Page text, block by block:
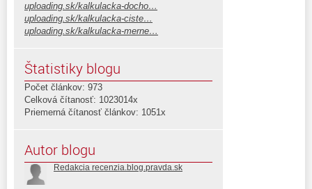
uploading.sk/kalkulacka-docho…
uploading.sk/kalkulacka-ciste…
uploading.sk/kalkulacka-merne…
Štatistiky blogu
Počet článkov: 973
Celková čítanosť: 1023014x
Priemerná čítanosť článkov: 1051x
Autor blogu
Redakcia recenzia.blog.pravda.sk